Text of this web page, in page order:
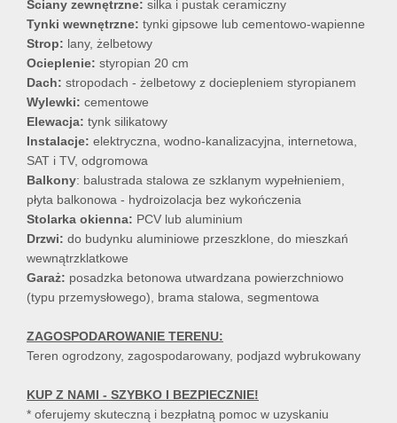
Ściany zewnętrzne: silka i pustak ceramiczny
Tynki wewnętrzne: tynki gipsowe lub cementowo-wapienne
Strop: lany, żelbetowy
Ocieplenie: styropian 20 cm
Dach: stropodach - żelbetowy z dociepleniem styropianem
Wylewki: cementowe
Elewacja: tynk silikatowy
Instalacje: elektryczna, wodno-kanalizacyjna, internetowa,
SAT i TV, odgromowa
Balkony: balustrada stalowa ze szklanym wypełnieniem,
płyta balkonowa - hydroizolacja bez wykończenia
Stolarka okienna: PCV lub aluminium
Drzwi: do budynku aluminiowe przeszklone, do mieszkań
wewnątrzklatkowe
Garaż: posadzka betonowa utwardzana powierzchniowo
(typu przemysłowego), brama stalowa, segmentowa
ZAGOSPODAROWANIE TERENU:
Teren ogrodzony, zagospodarowany, podjazd wybrukowany
KUP Z NAMI - SZYBKO I BEZPIECZNIE!
* oferujemy skuteczną i bezpłatną pomoc w uzyskaniu